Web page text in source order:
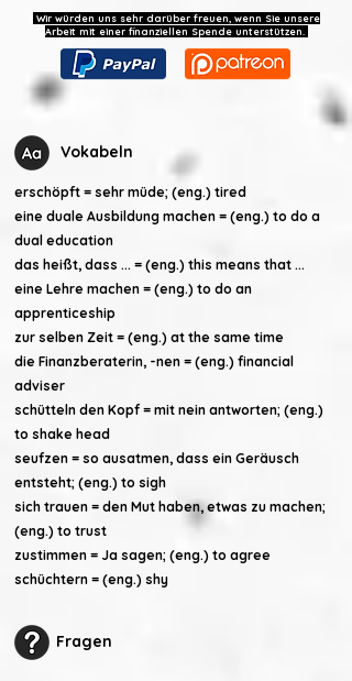
Wir würden uns sehr darüber freuen, wenn Sie unsere
Arbeit mit einer finanziellen Spende unterstützen.
Vokabeln
erschöpft = sehr müde; (eng.) tired
eine duale Ausbildung machen = (eng.) to do a
dual education
das heißt, dass ... = (eng.) this means that ...
eine Lehre machen = (eng.) to do an
apprenticeship
zur selben Zeit = (eng.) at the same time
die Finanzberaterin, -nen = (eng.) financial
adviser
schütteln den Kopf = mit nein antworten; (eng.)
to shake head
seufzen = so ausatmen, dass ein Geräusch
entsteht; (eng.) to sigh
sich trauen = den Mut haben, etwas zu machen;
(eng.) to trust
zustimmen = Ja sagen; (eng.) to agree
schüchtern = (eng.) shy
Fragen